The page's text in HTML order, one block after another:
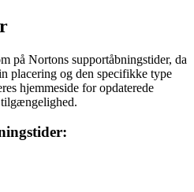
på Nortons supportåbningstider, da
placering og den specifikke type
hjemmeside for opdaterede